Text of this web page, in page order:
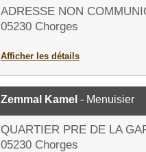
ADRESSE NON
05230 Chorges
Afficher les détails
Zemmal Kamel - Menuisier
QUARTIER PRE DE LA
05230 Chorges